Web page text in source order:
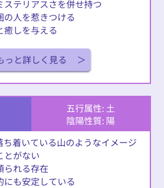
テリアスさを併せ持つ
人を惹きつける
しを与える
っと詳しく見る
五行属性: 土
陰陽性質: 陽
着いている山のようなイメージ
がない
れる存在
も安定している